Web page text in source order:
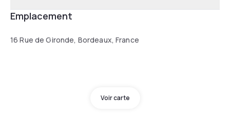
Emplacement
16 Rue de Gironde, Bordeaux, France
Voir carte